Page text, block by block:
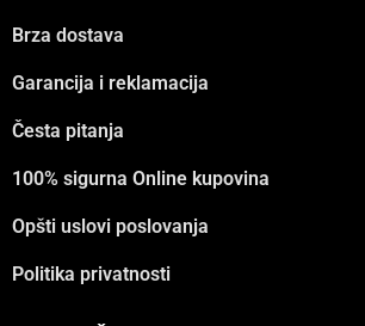
Brza dostava
Garancija i reklamacija
Česta pitanja
100% sigurna Online kupovina
Opšti uslovi poslovanja
Politika privatnosti